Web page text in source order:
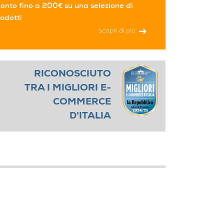
fino a 200€ su una selezione di
scopri di più
RICONOSCIUTO
TRA I MIGLIORI E-
COMMERCE
D'ITALIA